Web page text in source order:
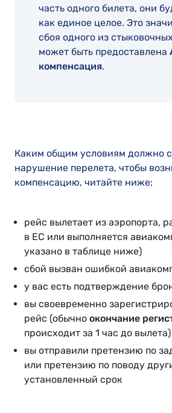
часть одного билета, они
как единое целое. Это
сбоя одного из
может быть предоставлена
компенсация.
Каким общим условиям должно
нарушение перелета, чтобы
компенсацию, читайте ниже:
рейс вылетает из аэропорта,
в ЕС или выполняется
указано в таблице ниже)
сбой вызван ошибкой
у вас есть подтверждение
вы своевременно
рейс (обычно окончание
происходит за 1 час до вылета)
вы отправили претензию по
или претензию по поводу
установленный срок